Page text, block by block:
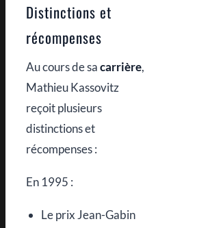
Distinctions et
récompenses
Au cours de sacarrière,
Mathieu Kassovitz
reçoit plusieurs
distinctions et
récompenses :
En 1995 :
Le prix Jean-Gabin